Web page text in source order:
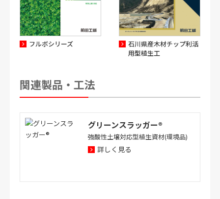
フルボシリーズ
石川県産木材チップ利活
用型植生工
関連製品・工法
グリーンスラッガー®
強酸性土壌対応型植生資材(環境品)
詳しく見る